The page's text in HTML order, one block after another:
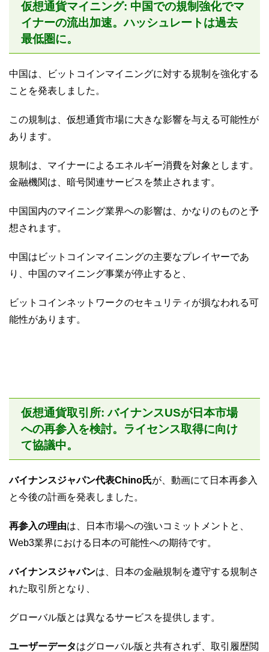
仮想通貨マイニング: 中国での規制強化でマ
イナーの流出加速。ハッシュレートは過去
最低圏に。
中国は、ビットコインマイニングに対する規制を強化する
ことを発表しました。
この規制は、仮想通貨市場に大きな影響を与える可能性が
あります。
規制は、マイナーによるエネルギー消費を対象とします。
金融機関は、暗号関連サービスを禁止されます。
中国国内のマイニング業界への影響は、かなりのものと予
想されます。
中国はビットコインマイニングの主要なプレイヤーであ
り、中国のマイニング事業が停止すると、
ビットコインネットワークのセキュリティが損なわれる可
能性があります。
仮想通貨取引所: バイナンスUSが日本市場
への再参入を検討。ライセンス取得に向け
て協議中。
バイナンスジャパン代表Chino氏が、動画にて日本再参入
と今後の計画を発表しました。
再参入の理由は、日本市場への強いコミットメントと、
Web3業界における日本の可能性への期待です。
バイナンスジャパンは、日本の金融規制を遵守する規制さ
れた取引所となり、
グローバル版とは異なるサービスを提供します。
ユーザーデータはグローバル版と共有されず、取引履歴閲